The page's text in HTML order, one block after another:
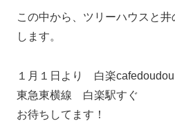
この中から、ツリーハウスと
します。
１月１日より 白楽cafedoudou
東急東横線 白楽駅すぐ
お待ちしてます！